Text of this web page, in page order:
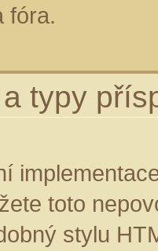
fóra.
typy
toto
stylu